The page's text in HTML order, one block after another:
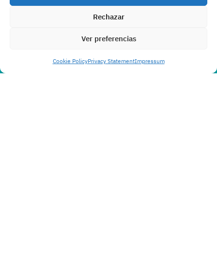
Rechazar
Ver preferencias
Cookie PolicyPrivacy StatementImpressum